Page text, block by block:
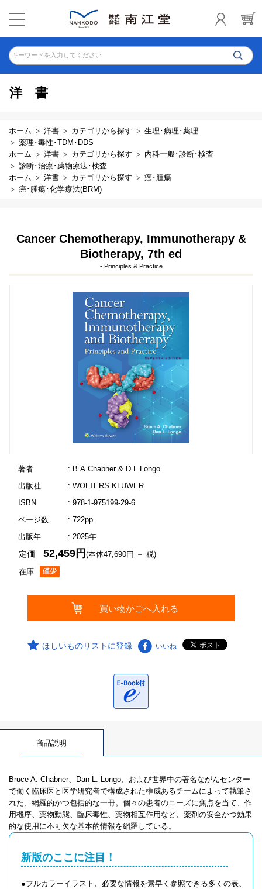
キーワードを入力してください
洋書
ホーム 洋書 カテゴリから探す
生理･病理･薬理
薬理･毒性･TDM･DDS
ホーム
洋書 カテゴリから探す
内科一般･診断･検査
診断･治療･薬物療法･検査
ホーム
洋書 カテゴリから探す
癌･腫瘍
癌･腫瘍･化学療法(BRM)
Cancer Chemotherapy, Immunotherapy &
Biotherapy, 7th ed
- Principles & Practice
著者
: B.A.Chabner & D.L.Longo
出版社
: WOLTERS KLUWER
ISBN
: 978-1-975199-29-6
ページ数
: 722pp.
出版年
: 2025年
在庫
定価52,459円(本体47,690円 ＋ 税)
ほしいものリストに登録 いいね
商品説明
Bruce A. Chabner、Dan L. Longo、および世界中の著名ながんセンター
で働く臨床医と医学研究者で構成された権威あるチームによって執筆さ
れた、網羅的かつ包括的な一冊。個々の患者のニーズに焦点を当て、作
用機序、薬物動態、臨床毒性、薬物相互作用など、薬剤の安全かつ効果
的な使用に不可欠な基本的情報を網羅している。
新版のここに注目！
●フルカラーイラスト、必要な情報を素早く参照できる多くの表、